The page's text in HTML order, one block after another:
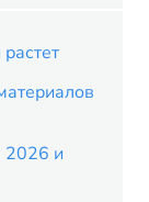
2026 и